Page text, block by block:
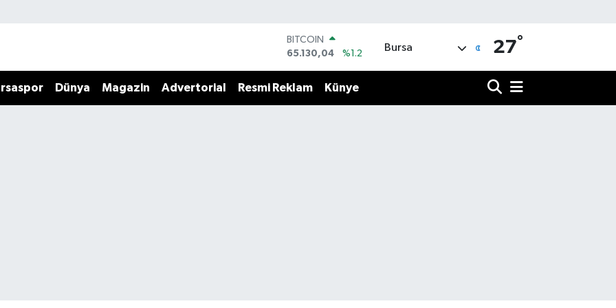
BITCOIN
65.130,04
%1.2
47,7106
%0.17
Bursa 27°
Dünya Magazin Advertorial Resmi Reklam Künye